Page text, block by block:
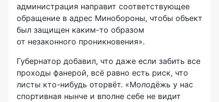
администрация направит соответствующее
обращение в адрес Минобороны, чтобы объект
был защищен каким-то образом
от незаконного проникновения».
Губернатор добавил, что даже если забить все
проходы фанерой, всё равно есть риск, что
листы кто-нибудь оторвёт. «Молодёжь у нас
спортивная нынче и вполне себе не видит